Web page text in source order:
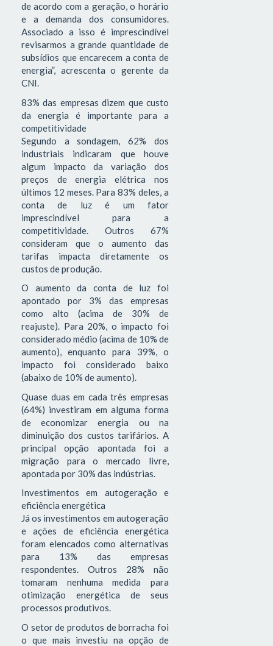
de acordo com a geração, o horário
e a demanda dos consumidores.
Associado a isso é imprescindível
revisarmos a grande quantidade de
subsídios que encarecem a conta de
energia”, acrescenta o gerente da
CNI.
83% das empresas dizem que custo
da energia é importante para a
competitividade
Segundo a sondagem, 62% dos
industriais indicaram que houve
algum impacto da variação dos
preços de energia elétrica nos
últimos 12 meses. Para 83% deles, a
conta de luz é um fator
imprescindível para a
competitividade. Outros 67%
consideram que o aumento das
tarifas impacta diretamente os
custos de produção.
O aumento da conta de luz foi
apontado por 3% das empresas
como alto (acima de 30% de
reajuste). Para 20%, o impacto foi
considerado médio (acima de 10% de
aumento), enquanto para 39%, o
impacto foi considerado baixo
(abaixo de 10% de aumento).
Quase duas em cada três empresas
(64%) investiram em alguma forma
de economizar energia ou na
diminuição dos custos tarifários. A
principal opção apontada foi a
migração para o mercado livre,
apontada por 30% das indústrias.
Investimentos em autogeração e
eficiência energética
Já os investimentos em autogeração
e ações de eficiência energética
foram elencados como alternativas
para 13% das empresas
respondentes. Outros 28% não
tomaram nenhuma medida para
otimização energética de seus
processos produtivos.
O setor de produtos de borracha foi
o que mais investiu na opção de